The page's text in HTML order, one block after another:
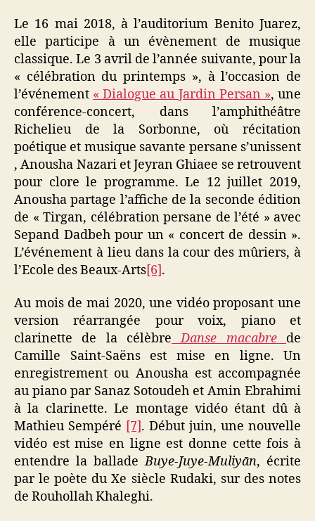
Le 16 mai 2018, à l’auditorium Benito Juarez,
elle participe à un évènement de musique
classique. Le 3 avril de l’année suivante, pour la
« célébration du printemps », à l’occasion de
l’événement « Dialogue au Jardin Persan », une
conférence-concert, dans l’amphithéâtre
Richelieu de la Sorbonne, où récitation
poétique et musique savante persane s’unissent
, Anousha Nazari et Jeyran Ghiaee se retrouvent
pour clore le programme. Le 12 juillet 2019,
Anousha partage l’affiche de la seconde édition
de « Tirgan, célébration persane de l’été » avec
Sepand Dadbeh pour un « concert de dessin ».
L’événement à lieu dans la cour des mûriers, à
l’Ecole des Beaux-Arts[6].
Au mois de mai 2020, une vidéo proposant une
version réarrangée pour voix, piano et
clarinette de la célèbre
Danse macabre de
Camille Saint-Saëns est mise en ligne. Un
enregistrement ou Anousha est accompagnée
au piano par Sanaz Sotoudeh et Amin Ebrahimi
à la clarinette. Le montage vidéo étant dû à
Mathieu Sempéré [7]. Début juin, une nouvelle
vidéo est mise en ligne est donne cette fois à
entendre la balladeBuye-Juye-Muliyān, écrite
par le poète du Xe siècle Rudaki, sur des notes
de Rouhollah Khaleghi.